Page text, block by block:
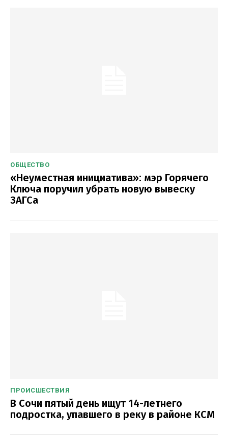
ОБЩЕСТВО
«Неуместная инициатива»: мэр Горячего
Ключа поручил убрать новую вывеску
ЗАГСа
ПРОИСШЕСТВИЯ
В Сочи пятый день ищут 14-летнего
подростка, упавшего в реку в районе КСМ